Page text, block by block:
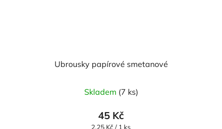
Ubrousky papírové smetanové
Skladem (7 ks)
45 Kč
Měrná
2,25 Kč / 1 ks